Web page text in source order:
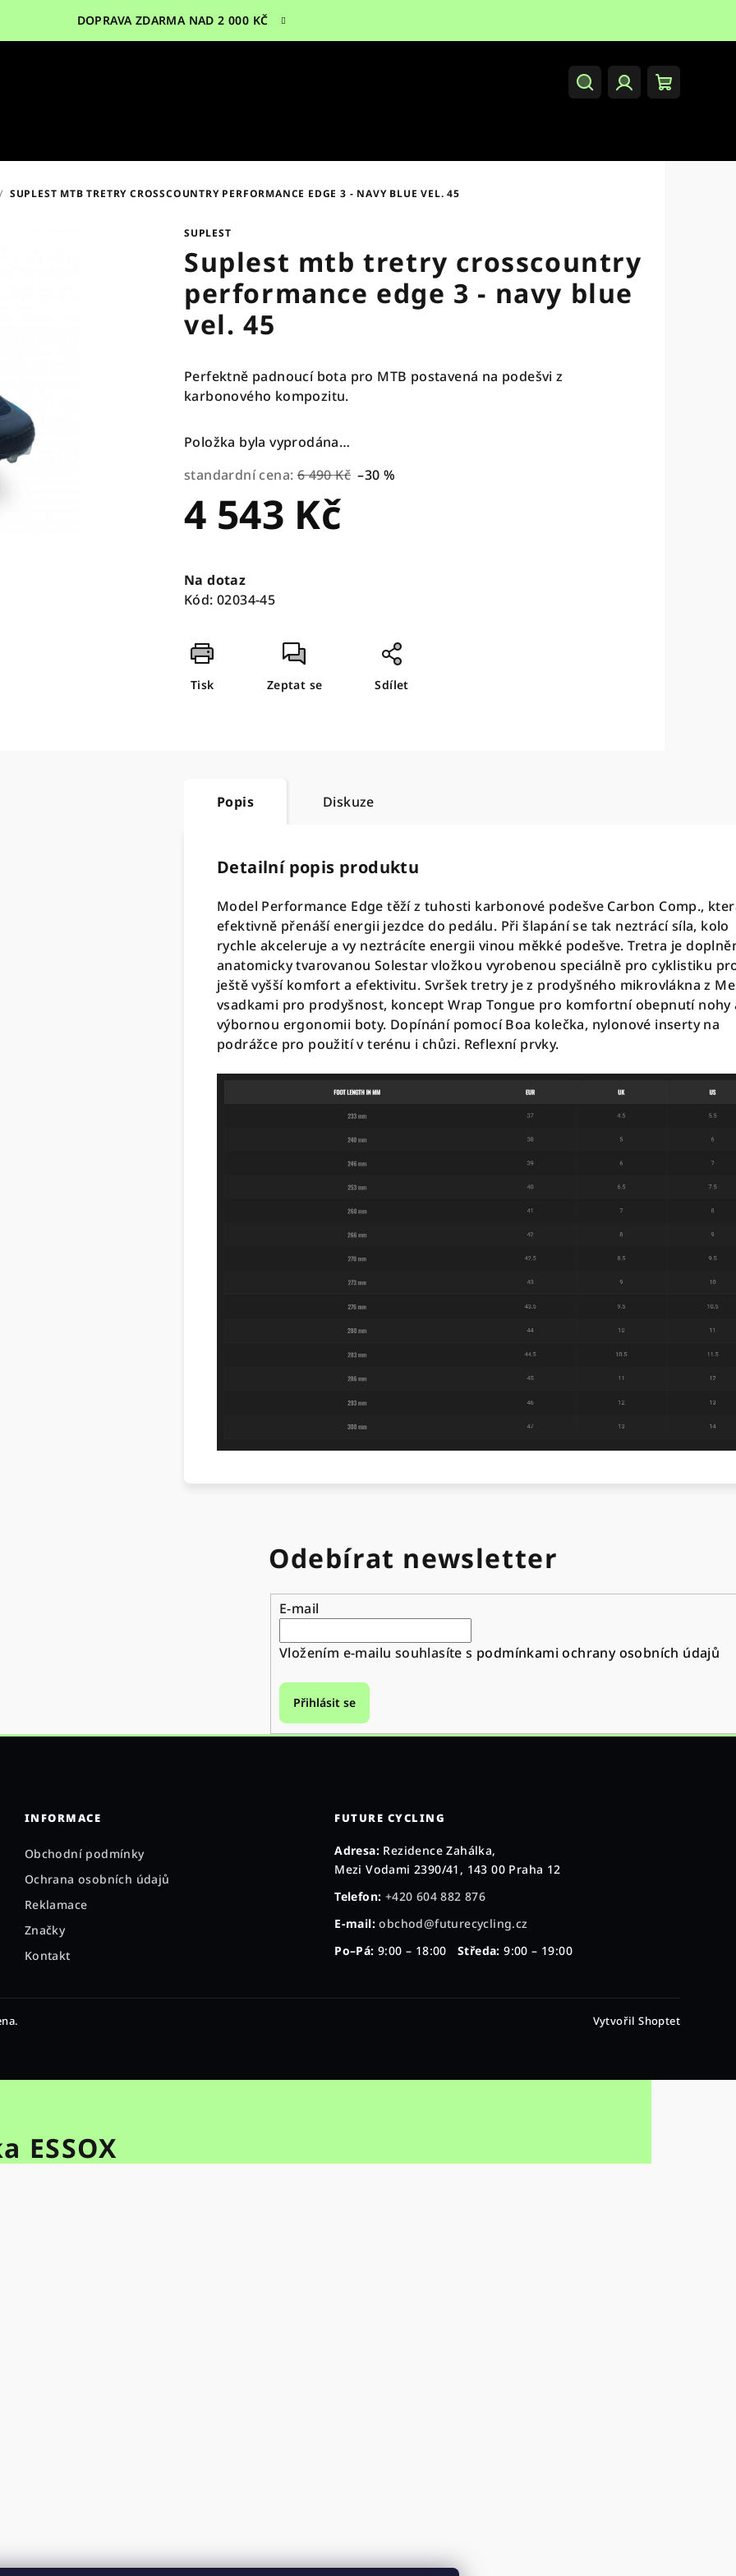
DOPRAVA ZDARMA NAD 2 000 KČ
HledatPřihlášeníNákupní
/ SUPLEST MTB TRETRY CROSSCOUNTRY PERFORMANCE EDGE 3 - NAVY BLUE VEL. 45
SUPLEST
Suplest mtb tretry crosscountry
performance edge 3 - navy blue
vel. 45
Perfektně padnoucí bota pro MTB postavená na podešvi z
karbonového kompozitu.
Položka byla vyprodána…
standardní cena: 6 490 Kč –30 %
4 543 Kč
cena:
Na dotaz
Kód: 02034-45
Tisk Zeptat se Sdílet
Popis Diskuze
Detailní popis produktu
Model Performance Edge těží z tuhosti karbonové podešve Carbon Comp.,
efektivně přenáší energii jezdce do pedálu. Při šlapání se tak neztrácí síla, kolo
rychle akceleruje a vy neztrácíte energii vinou měkké podešve. Tretra je
anatomicky tvarovanou Solestar vložkou vyrobenou speciálně pro cyklistiku
ještě vyšší komfort a efektivitu. Svršek tretry je z prodyšného mikrovlákna z
vsadkami pro prodyšnost, koncept Wrap Tongue pro komfortní obepnutí nohy
výbornou ergonomii boty. Dopínání pomocí Boa kolečka, nylonové inserty na
podrážce pro použití v terénu i chůzi. Reflexní prvky.
Odebírat newsletter
E-mail
Vložením e-mailu souhlasíte s podmínkami ochrany osobních údajů
Přihlásit se
INFORMACE
Obchodní podmínky
Ochrana osobních údajů
Reklamace
Značky
Kontakt
FUTURE CYCLING
Adresa: Rezidence Zahálka,
Mezi Vodami 2390/41, 143 00 Praha 12
Telefon: +420 604 882 876
E-mail: obchod@futurecycling.cz
Po–Pá: 9:00 – 18:00Středa: 9:00 – 19:00
Vytvořil Shoptet
ESSOX